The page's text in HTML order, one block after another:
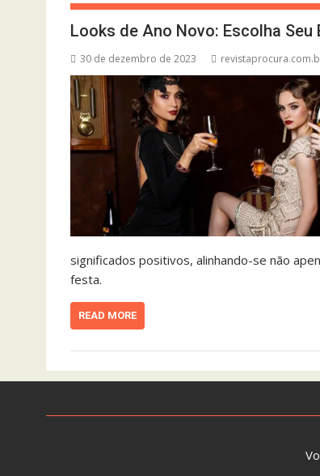
Looks de Ano Novo: Escolha Seu
30 de dezembro de 2023
significados positivos, alinhando-se não
festa.
READ MORE